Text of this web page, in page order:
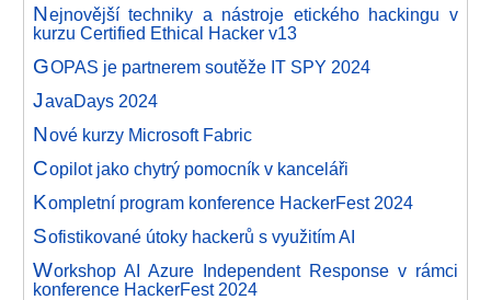
Nejnovější techniky a nástroje etického hackingu v
kurzu Certified Ethical Hacker v13
GOPAS je partnerem soutěže IT SPY 2024
JavaDays 2024
Nové kurzy Microsoft Fabric
Copilot jako chytrý pomocník v kanceláři
Kompletní program konference HackerFest 2024
Sofistikované útoky hackerů s využitím AI
Workshop AI Azure Independent Response v rámci
konference HackerFest 2024